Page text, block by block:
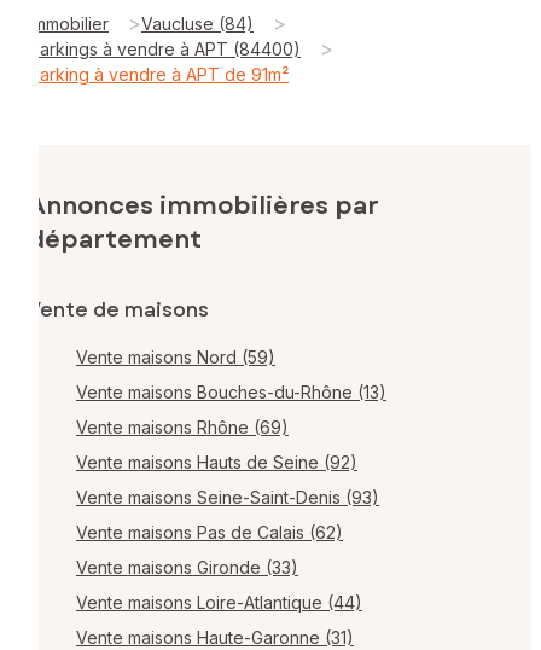
Immobilier >Vaucluse (84) >
Parkings à vendre à APT (84400) >
Parking à vendre à APT de 91m²
Annonces immobilières par
département
Vente de maisons
Vente maisons Nord (59)
Vente maisons Bouches-du-Rhône (13)
Vente maisons Rhône (69)
Vente maisons Hauts de Seine (92)
Vente maisons Seine-Saint-Denis (93)
Vente maisons Pas de Calais (62)
Vente maisons Gironde (33)
Vente maisons Loire-Atlantique (44)
Vente maisons Haute-Garonne (31)